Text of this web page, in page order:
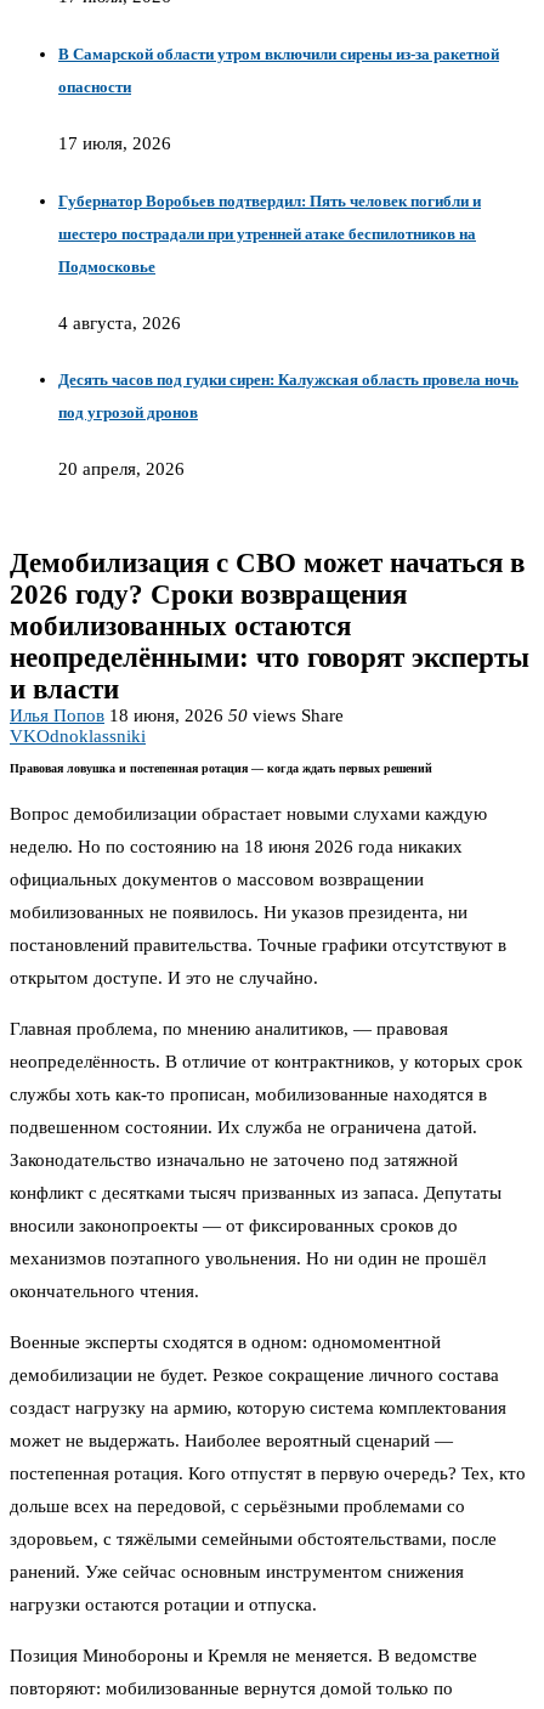
В Самарской области утром включили сирены из-за ракетной
опасности
17 июля, 2026
Губернатор Воробьев подтвердил: Пять человек погибли и
шестеро пострадали при утренней атаке беспилотников на
Подмосковье
4 августа, 2026
Десять часов под гудки сирен: Калужская область провела ночь
под угрозой дронов
20 апреля, 2026
Демобилизация с СВО может начаться в
2026 году? Сроки возвращения
мобилизованных остаются
неопределёнными: что говорят эксперты
и власти
Илья Попов 18 июня, 2026 50 views Share
VKOdnoklassniki
Правовая ловушка и постепенная ротация — когда ждать первых решений
Вопрос демобилизации обрастает новыми слухами каждую
неделю. Но по состоянию на 18 июня 2026 года никаких
официальных документов о массовом возвращении
мобилизованных не появилось. Ни указов президента, ни
постановлений правительства. Точные графики отсутствуют в
открытом доступе. И это не случайно.
Главная проблема, по мнению аналитиков, — правовая
неопределённость. В отличие от контрактников, у которых срок
службы хоть как-то прописан, мобилизованные находятся в
подвешенном состоянии. Их служба не ограничена датой.
Законодательство изначально не заточено под затяжной
конфликт с десятками тысяч призванных из запаса. Депутаты
вносили законопроекты — от фиксированных сроков до
механизмов поэтапного увольнения. Но ни один не прошёл
окончательного чтения.
Военные эксперты сходятся в одном: одномоментной
демобилизации не будет. Резкое сокращение личного состава
создаст нагрузку на армию, которую система комплектования
может не выдержать. Наиболее вероятный сценарий —
постепенная ротация. Кого отпустят в первую очередь? Тех, кто
дольше всех на передовой, с серьёзными проблемами со
здоровьем, с тяжёлыми семейными обстоятельствами, после
ранений. Уже сейчас основным инструментом снижения
нагрузки остаются ротации и отпуска.
Позиция Минобороны и Кремля не меняется. В ведомстве
повторяют: мобилизованные вернутся домой только по